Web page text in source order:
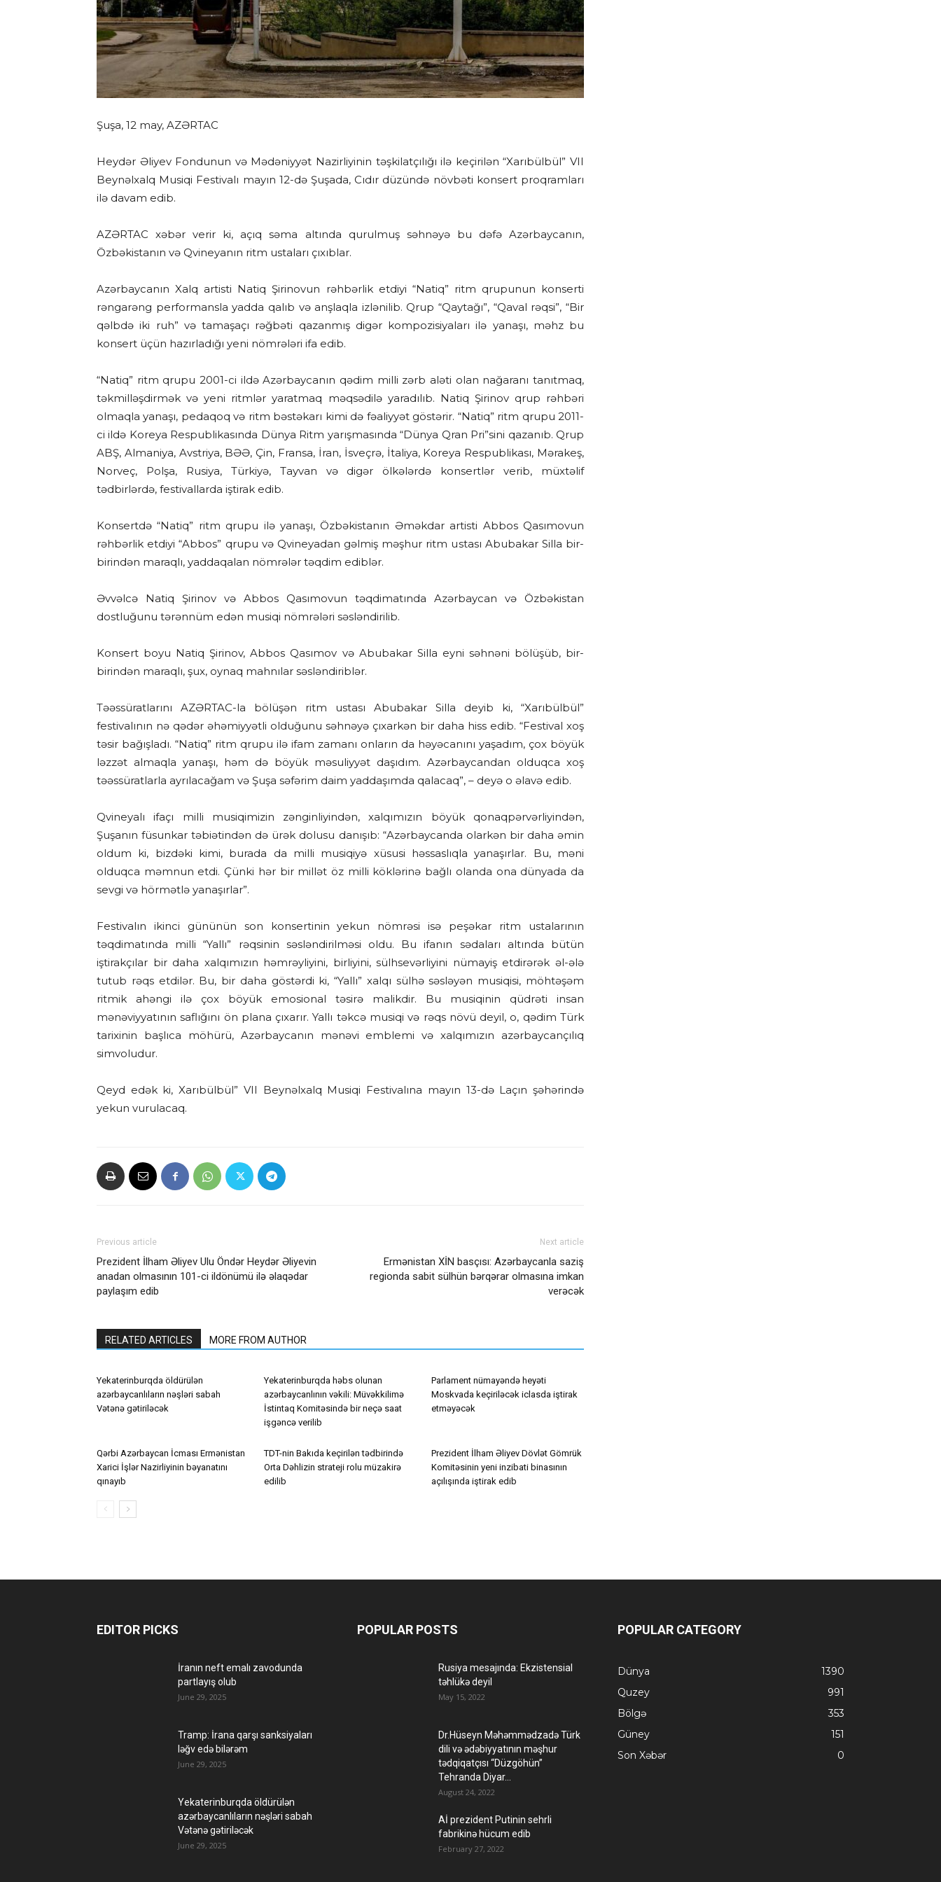
Şuşa, 12 may, AZƏRTAC
Heydər Əliyev Fondunun və Mədəniyyət Nazirliyinin təşkilatçılığı ilə keçirilən “Xarıbülbül” VII
Beynəlxalq Musiqi Festivalı mayın 12-də Şuşada, Cıdır düzündə növbəti konsert proqramları
ilə davam edib.
AZƏRTAC xəbər verir ki, açıq səma altında qurulmuş səhnəyə bu dəfə Azərbaycanın,
Özbəkistanın və Qvineyanın ritm ustaları çıxıblar.
Azərbaycanın Xalq artisti Natiq Şirinovun rəhbərlik etdiyi “Natiq” ritm qrupunun konserti
rəngarəng performansla yadda qalıb və anşlaqla izlənilib. Qrup “Qaytağı”, “Qaval rəqsi”, “Bir
qəlbdə iki ruh” və tamaşaçı rəğbəti qazanmış digər kompozisiyaları ilə yanaşı, məhz bu
konsert üçün hazırladığı yeni nömrələri ifa edib.
“Natiq” ritm qrupu 2001-ci ildə Azərbaycanın qədim milli zərb aləti olan nağaranı tanıtmaq,
təkmilləşdirmək və yeni ritmlər yaratmaq məqsədilə yaradılıb. Natiq Şirinov qrup rəhbəri
olmaqla yanaşı, pedaqoq və ritm bəstəkarı kimi də fəaliyyət göstərir. “Natiq” ritm qrupu 2011-
ci ildə Koreya Respublikasında Dünya Ritm yarışmasında “Dünya Qran Pri”sini qazanıb. Qrup
ABŞ, Almaniya, Avstriya, BƏƏ, Çin, Fransa, İran, İsveçrə, İtaliya, Koreya Respublikası, Mərakeş,
Norveç, Polşa, Rusiya, Türkiyə, Tayvan və digər ölkələrdə konsertlər verib, müxtəlif
tədbirlərdə, festivallarda iştirak edib.
Konsertdə “Natiq” ritm qrupu ilə yanaşı, Özbəkistanın Əməkdar artisti Abbos Qasımovun
rəhbərlik etdiyi “Abbos” qrupu və Qvineyadan gəlmiş məşhur ritm ustası Abubakar Silla bir-
birindən maraqlı, yaddaqalan nömrələr təqdim ediblər.
Əvvəlcə Natiq Şirinov və Abbos Qasımovun təqdimatında Azərbaycan və Özbəkistan
dostluğunu tərənnüm edən musiqi nömrələri səsləndirilib.
Konsert boyu Natiq Şirinov, Abbos Qasımov və Abubakar Silla eyni səhnəni bölüşüb, bir-
birindən maraqlı, şux, oynaq mahnılar səsləndiriblər.
Təəssüratlarını AZƏRTAC-la bölüşən ritm ustası Abubakar Silla deyib ki, “Xarıbülbül”
festivalının nə qədər əhəmiyyətli olduğunu səhnəyə çıxarkən bir daha hiss edib. “Festival xoş
təsir bağışladı. “Natiq” ritm qrupu ilə ifam zamanı onların da həyəcanını yaşadım, çox böyük
ləzzət almaqla yanaşı, həm də böyük məsuliyyət daşıdım. Azərbaycandan olduqca xoş
təəssüratlarla ayrılacağam və Şuşa səfərim daim yaddaşımda qalacaq”, – deyə o əlavə edib.
Qvineyalı ifaçı milli musiqimizin zənginliyindən, xalqımızın böyük qonaqpərvərliyindən,
Şuşanın füsunkar təbiətindən də ürək dolusu danışıb: “Azərbaycanda olarkən bir daha əmin
oldum ki, bizdəki kimi, burada da milli musiqiyə xüsusi həssaslıqla yanaşırlar. Bu, məni
olduqca məmnun etdi. Çünki hər bir millət öz milli köklərinə bağlı olanda ona dünyada da
sevgi və hörmətlə yanaşırlar”.
Festivalın ikinci gününün son konsertinin yekun nömrəsi isə peşəkar ritm ustalarının
təqdimatında milli “Yallı” rəqsinin səsləndirilməsi oldu. Bu ifanın sədaları altında bütün
iştirakçılar bir daha xalqımızın həmrəyliyini, birliyini, sülhsevərliyini nümayiş etdirərək əl-ələ
tutub rəqs etdilər. Bu, bir daha göstərdi ki, “Yallı” xalqı sülhə səsləyən musiqisi, möhtəşəm
ritmik ahəngi ilə çox böyük emosional təsirə malikdir. Bu musiqinin qüdrəti insan
mənəviyyatının saflığını ön plana çıxarır. Yallı təkcə musiqi və rəqs növü deyil, o, qədim Türk
tarixinin başlıca möhürü, Azərbaycanın mənəvi emblemi və xalqımızın azərbaycançılıq
simvoludur.
Qeyd edək ki, Xarıbülbül” VII Beynəlxalq Musiqi Festivalına mayın 13-də Laçın şəhərində
yekun vurulacaq.
Previous article
Prezident İlham Əliyev Ulu Öndər Heydər Əliyevin
anadan olmasının 101-ci ildönümü ilə əlaqədar
paylaşım edib
Next article
Ermənistan XİN basçısı: Azərbaycanla saziş
regionda sabit sülhün bərqərar olmasına imkan
verəcək
RELATED ARTICLES MORE FROM AUTHOR
Yekaterinburqda öldürülən
azərbaycanlıların nəşləri sabah
Vətənə gətiriləcək
Yekaterinburqda həbs olunan
azərbaycanlının vəkili: Müvəkkilimə
İstintaq Komitəsində bir neçə saat
işgəncə verilib
Parlament nümayəndə heyəti
Moskvada keçiriləcək iclasda iştirak
etməyəcək
Qərbi Azərbaycan İcması Ermənistan
Xarici İşlər Nazirliyinin bəyanatını
qınayıb
TDT-nin Bakıda keçirilən tədbirində
Orta Dəhlizin strateji rolu müzakirə
edilib
Prezident İlham Əliyev Dövlət Gömrük
Komitəsinin yeni inzibati binasının
açılışında iştirak edib
EDITOR PICKS
İranın neft emalı zavodunda
partlayış olub
June 29, 2025
Tramp: İrana qarşı sanksiyaları
ləğv edə bilərəm
June 29, 2025
Yekaterinburqda öldürülən
azərbaycanlıların nəşləri sabah
Vətənə gətiriləcək
June 29, 2025
POPULAR POSTS
Rusiya mesajında: Ekzistensial
təhlükə deyil
May 15, 2022
Dr.Hüseyn Məhəmmədzadə Türk
dili və ədəbiyyatının məşhur
tədqiqatçısı “Düzgöhün”
Tehranda Diyar...
August 24, 2022
Aİ prezident Putinin sehrli
fabrikinə hücum edib
February 27, 2022
POPULAR CATEGORY
Dünya
1390
Quzey
991
Bölgə
353
Güney
151
Son Xəbər
0